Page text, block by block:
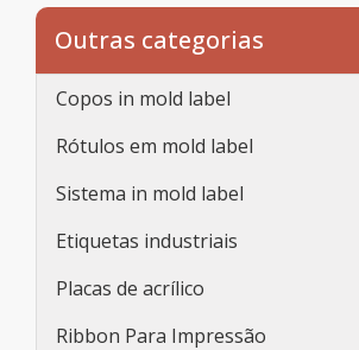
Outras categorias
Copos in mold label
Rótulos em mold label
Sistema in mold label
Etiquetas industriais
Placas de acrílico
Ribbon Para Impressão